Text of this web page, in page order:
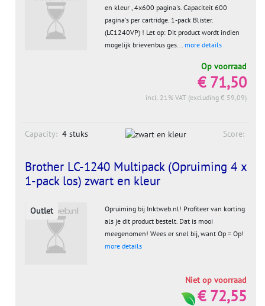
en kleur , 4x600 pagina's. Capaciteit 600
pagina's per cartridge. 1-pack Blister.
(LC1240VP) ! Let op: Dit product wordt indien
mogelijk brievenbus ges... more details
Op voorraad
€ 71,50
incl. 21% VAT (excluding € 59,09)
Capacity: 4 stuks Score:
Brother LC-1240 Multipack (Opruiming 4 x
1-pack los) zwart en kleur
Outlet
Opruiming bij Inktweb.nl! Profiteer van korting
als je dit product bestelt. Dat is mooi
meegenomen! Wees er snel bij, want Op = Op!
more details
Niet op voorraad
€ 72,55